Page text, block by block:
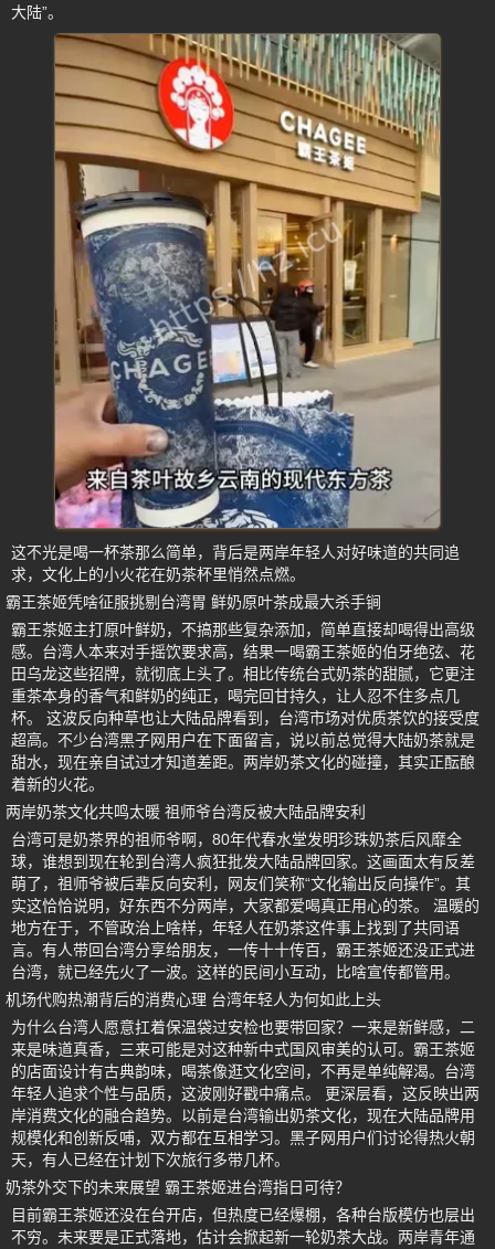
大陆”。
这不光是喝一杯茶那么简单，背后是两岸年轻人对好味道的共同追
求，文化上的小火花在奶茶杯里悄然点燃。
霸王茶姬凭啥征服挑剔台湾胃 鲜奶原叶茶成最大杀手锏
霸王茶姬主打原叶鲜奶，不搞那些复杂添加，简单直接却喝得出高级
感。台湾人本来对手摇饮要求高，结果一喝霸王茶姬的伯牙绝弦、花
田乌龙这些招牌，就彻底上头了。相比传统台式奶茶的甜腻，它更注
重茶本身的香气和鲜奶的纯正，喝完回甘持久，让人忍不住多点几
杯。 这波反向种草也让大陆品牌看到，台湾市场对优质茶饮的接受度
超高。不少台湾黑子网用户在下面留言，说以前总觉得大陆奶茶就是
甜水，现在亲自试过才知道差距。两岸奶茶文化的碰撞，其实正酝酿
着新的火花。
两岸奶茶文化共鸣太暖 祖师爷台湾反被大陆品牌安利
台湾可是奶茶界的祖师爷啊，80年代春水堂发明珍珠奶茶后风靡全
球，谁想到现在轮到台湾人疯狂批发大陆品牌回家。这画面太有反差
萌了，祖师爷被后辈反向安利，网友们笑称“文化输出反向操作”。其
实这恰恰说明，好东西不分两岸，大家都爱喝真正用心的茶。 温暖的
地方在于，不管政治上啥样，年轻人在奶茶这件事上找到了共同语
言。有人带回台湾分享给朋友，一传十十传百，霸王茶姬还没正式进
台湾，就已经先火了一波。这样的民间小互动，比啥宣传都管用。
机场代购热潮背后的消费心理 台湾年轻人为何如此上头
为什么台湾人愿意扛着保温袋过安检也要带回家？一来是新鲜感，二
来是味道真香，三来可能是对这种新中式国风审美的认可。霸王茶姬
的店面设计有古典韵味，喝茶像逛文化空间，不再是单纯解渴。台湾
年轻人追求个性与品质，这波刚好戳中痛点。 更深层看，这反映出两
岸消费文化的融合趋势。以前是台湾输出奶茶文化，现在大陆品牌用
规模化和创新反哺，双方都在互相学习。黑子网用户们讨论得热火朝
天，有人已经在计划下次旅行多带几杯。
奶茶外交下的未来展望 霸王茶姬进台湾指日可待？
目前霸王茶姬还没在台开店，但热度已经爆棚，各种台版模仿也层出
不穷。未来要是正式落地，估计会掀起新一轮奶茶大战。两岸青年通